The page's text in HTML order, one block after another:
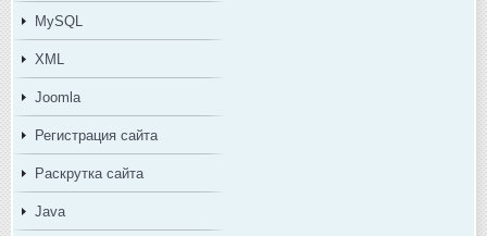
MySQL
XML
Joomla
Регистрация сайта
Раскрутка сайта
Java